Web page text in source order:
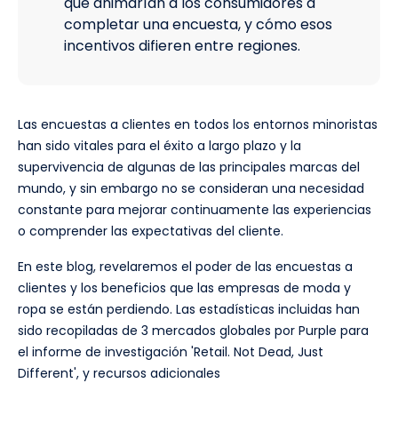
completar una encuesta, y cómo esos
incentivos difieren entre regiones.
Las encuestas a clientes en todos los entornos minoristas
han sido vitales para el éxito a largo plazo y la
supervivencia de algunas de las principales marcas del
mundo, y sin embargo no se consideran una necesidad
constante para mejorar continuamente las experiencias
o comprender las expectativas del cliente.
En este blog, revelaremos el poder de las encuestas a
clientes y los beneficios que las empresas de moda y
ropa se están perdiendo. Las estadísticas incluidas han
sido recopiladas de 3 mercados globales por Purple para
el informe de investigación 'Retail. Not Dead, Just
Different', y recursos adicionales